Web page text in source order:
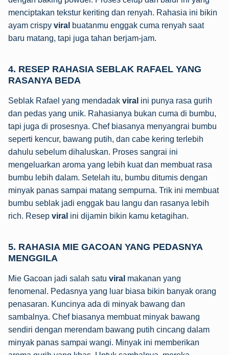
menciptakan tekstur keriting dan renyah. Rahasia ini bikin
ayam crispy viral buatanmu enggak cuma renyah saat
baru matang, tapi juga tahan berjam-jam.
4. RESEP RAHASIA SEBLAK RAFAEL YANG
RASANYA BEDA
Seblak Rafael yang mendadak viral ini punya rasa gurih
dan pedas yang unik. Rahasianya bukan cuma di bumbu,
tapi juga di prosesnya. Chef biasanya menyangrai bumbu
seperti kencur, bawang putih, dan cabe kering terlebih
dahulu sebelum dihaluskan. Proses sangrai ini
mengeluarkan aroma yang lebih kuat dan membuat rasa
bumbu lebih dalam. Setelah itu, bumbu ditumis dengan
minyak panas sampai matang sempurna. Trik ini membuat
bumbu seblak jadi enggak bau langu dan rasanya lebih
rich. Resep viral ini dijamin bikin kamu ketagihan.
5. RAHASIA MIE GACOAN YANG PEDASNYA
MENGGILA
Mie Gacoan jadi salah satu viral makanan yang
fenomenal. Pedasnya yang luar biasa bikin banyak orang
penasaran. Kuncinya ada di minyak bawang dan
sambalnya. Chef biasanya membuat minyak bawang
sendiri dengan merendam bawang putih cincang dalam
minyak panas sampai wangi. Minyak ini memberikan